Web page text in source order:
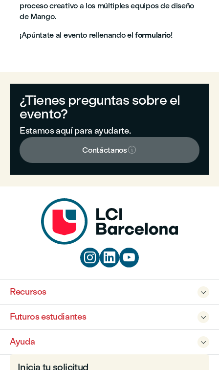
proceso creativo a los múltiples equipos de diseño
de Mango.
¡Apúntate al evento rellenando elformulario!
¿Tienes preguntas sobre el
evento?
Estamos aquí para ayudarte.
Contáctanos
  

Recursos

Futuros estudiantes

Ayuda
Inicia tu solicitud